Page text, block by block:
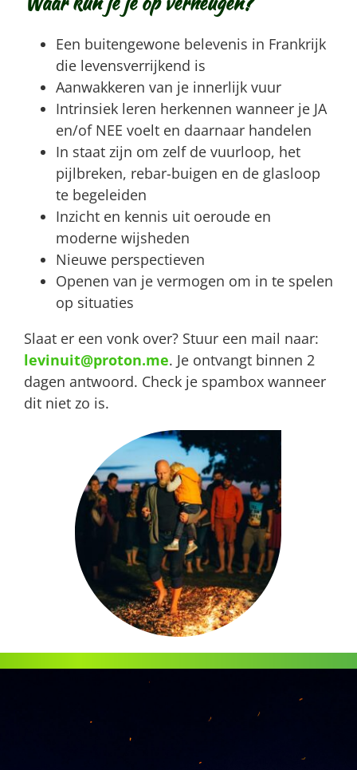
Een buitengewone belevenis in Frankrijk
die levensverrijkend is
Aanwakkeren van je innerlijk vuur
Intrinsiek leren herkennen wanneer je JA
en/of NEE voelt en daarnaar handelen
In staat zijn om zelf de vuurloop, het
pijlbreken, rebar-buigen en de glasloop
te begeleiden
Inzicht en kennis uit oeroude en
moderne wijsheden
Nieuwe perspectieven
Openen van je vermogen om in te spelen
op situaties
Slaat er een vonk over? Stuur een mail naar:
levinuit@proton.me. Je ontvangt binnen 2
dagen antwoord. Check je spambox wanneer
dit niet zo is.